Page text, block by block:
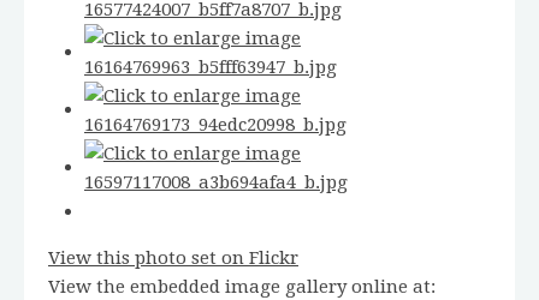
View this photo set on Flickr
View the embedded image gallery online at: